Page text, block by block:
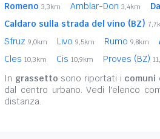
Romeno 3,3km Amblar-Don 3,4km
Caldaro sulla strada del vino (BZ)
Sfruz 9,0km Livo 9,5km Rumo 9,8km
Cles 10,3km Cis 10,9km Proves (BZ)
In grassetto sono riportati i comuni
dal centro urbano. Vedi l'elenco
distanza.